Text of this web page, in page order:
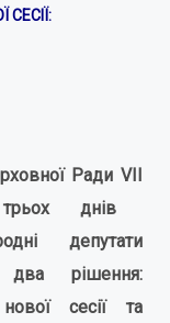
Ради VII
днів
депутати
два рішення:
сесії та